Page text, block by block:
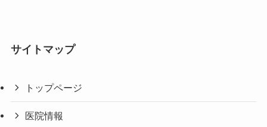
サイトマップ
トップページ
医院情報